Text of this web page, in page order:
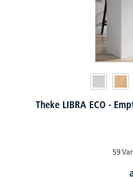
Theke LIBRA ECO -
59